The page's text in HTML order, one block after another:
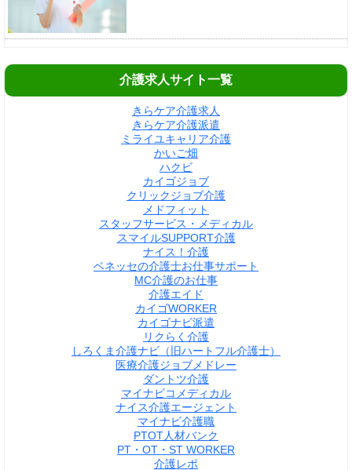
介護求人サイト一覧
きらケア介護求人
きらケア介護派遣
ミライユキャリア介護
かいご畑
ハクビ
カイゴジョブ
クリックジョブ介護
メドフィット
スタッフサービス・メディカル
スマイルSUPPORT介護
ナイス！介護
ベネッセの介護士お仕事サポート
MC介護のお仕事
介護エイド
カイゴWORKER
カイゴナビ派遣
リクらく介護
しろくま介護ナビ（旧ハートフル介護士）
医療介護ジョブメドレー
ダントツ介護
マイナビコメディカル
ナイス介護エージェント
マイナビ介護職
PTOT人材バンク
PT・OT・ST WORKER
介護レポ